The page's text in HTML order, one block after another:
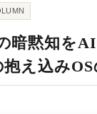
暗黙知をAI
え込み